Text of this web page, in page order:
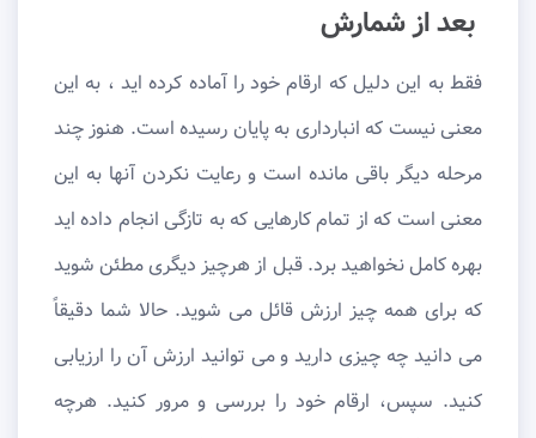
بعد از شمارش
فقط به این دلیل که ارقام خود را آماده کرده اید ، به این
معنی نیست که انبارداری به پایان رسیده است. هنوز چند
مرحله دیگر باقی مانده است و رعایت نکردن آنها به این
معنی است که از تمام کارهایی که به تازگی انجام داده اید
بهره کامل نخواهید برد. قبل از هرچیز دیگری مطئن شوید
که برای همه چیز ارزش قائل می شوید. حالا شما دقیقاً
می دانید چه چیزی دارید و می توانید ارزش آن را ارزیابی
کنید. سپس، ارقام خود را بررسی و مرور کنید. هرچه